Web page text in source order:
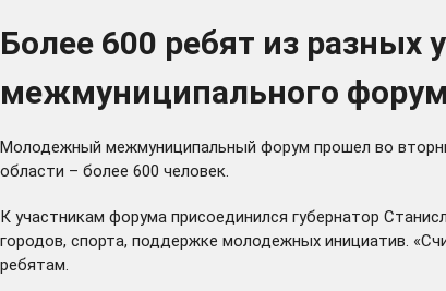
Более 600 ребят из разных
межмуниципального
Молодежный межмуниципальный форум прошел во
области – более 600 человек.
К участникам форума присоединился губернатор
городов, спорта, поддержке молодежных инициатив.
ребятам.